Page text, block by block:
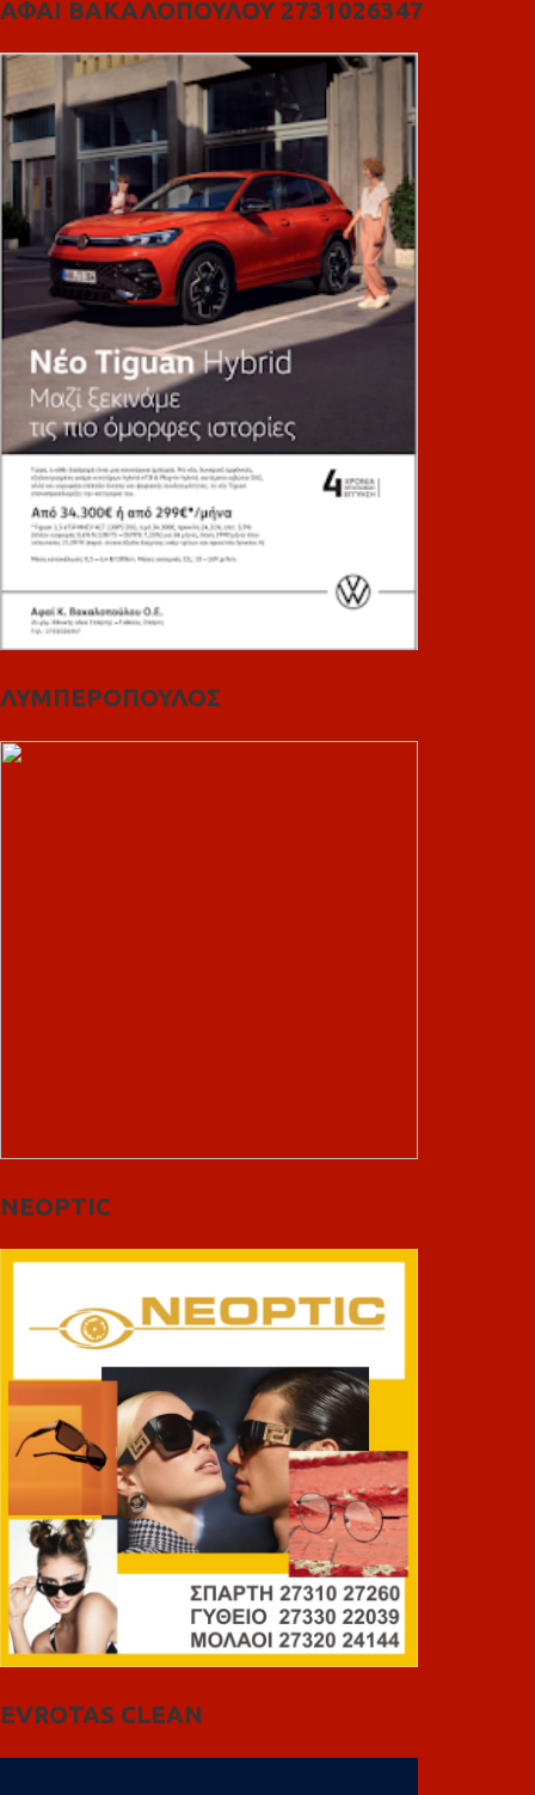
ΑΦΑΙ ΒΑΚΑΛΟΠΟΥΛΟΥ 2731026347
ΛΥΜΠΕΡΟΠΟΥΛΟΣ
NEOPTIC
EVROTAS CLEAN